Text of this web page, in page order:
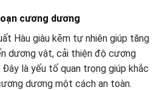
cương dương
Hàu giàu kẽm tự nhiên giúp tăng
dương vật, cải thiện độ cương
là yếu tố quan trọng giúp khắc
dương một cách an toàn.